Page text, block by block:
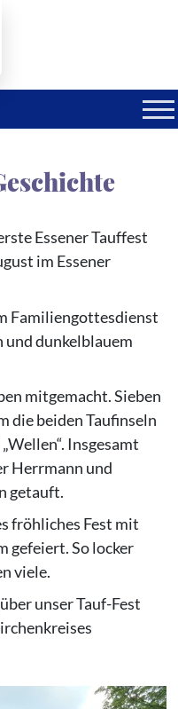
Essener Tauffest
im Essener
Familiengottesdienst
und dunkelblauem
mitgemacht. Sieben
die beiden Taufinseln
Insgesamt
Herrmann und
getauft.
fröhliches Fest mit
gefeiert. So locker
viele.
unser Tauf-Fest